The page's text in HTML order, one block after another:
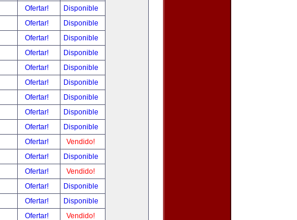
Ofertar!
Disponible
Ofertar!
Disponible
Ofertar!
Disponible
Ofertar!
Disponible
Ofertar!
Disponible
Ofertar!
Disponible
Ofertar!
Disponible
Ofertar!
Disponible
Ofertar!
Disponible
Ofertar!
Vendido!
Ofertar!
Disponible
Ofertar!
Vendido!
Ofertar!
Disponible
Ofertar!
Disponible
Ofertar!
Vendido!